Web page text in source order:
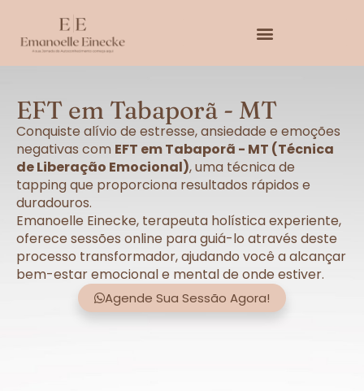
EFT em Tabaporã - MT
Conquiste alívio de estresse, ansiedade e emoções
negativas com EFT em Tabaporã - MT (Técnica
de Liberação Emocional), uma técnica de
tapping que proporciona resultados rápidos e
duradouros.
Emanoelle Einecke, terapeuta holística experiente,
oferece sessões online para guiá-lo através deste
processo transformador, ajudando você a alcançar
bem-estar emocional e mental de onde estiver.
Agende Sua Sessão Agora!